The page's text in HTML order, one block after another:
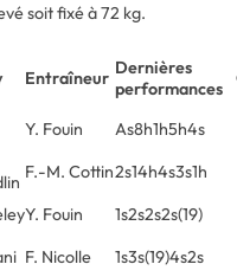
soit fixé à 72 kg.
Entraîneur Dernières
performances
Y. Fouin
As8h1h5h4s
F.-M. Cottin2s14h4s3s1h
Y. Fouin
1s2s2s2s(19)
F. Nicolle
1s3s(19)4s2s